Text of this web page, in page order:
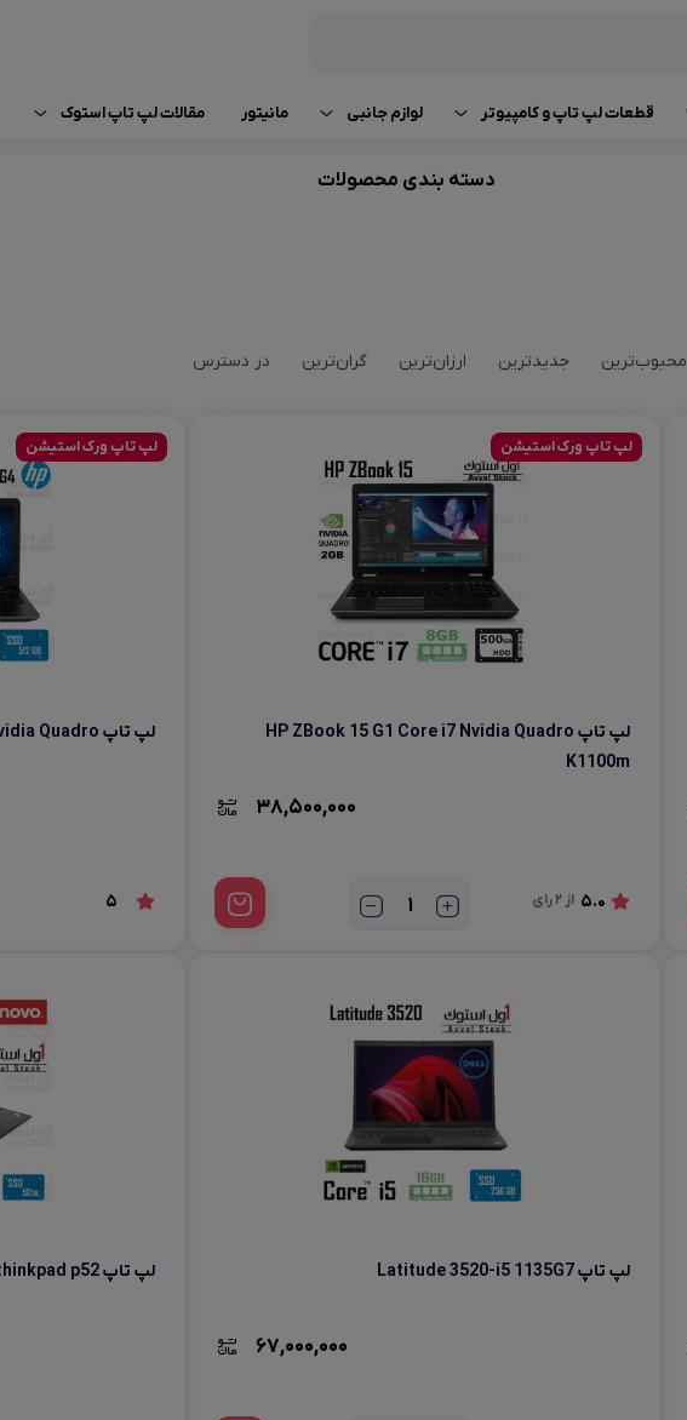
لپ تاپ استوک Samsung
قطعات لپ تاپ و کامپیوتر
باتری لپ‌ تاپ
تجهیزات ذخیره سازی اطلاعات
لوازم جانبی
کیبورد (صفحه کلید)
هدفون، هدست، میکروفون
لوازم جانبی لپ‌تاپ
لوازم جانبی کامپیوتر
لوازم جانبی موبایل
مانیتور مقالات لپ تاپ استوک
اخبار و ترند های فناوری
دسته بندی محصولات
محبوب‌ترین جدیدترین ارزان‌ترین گران‌ترین در دسترس
لپ تاپ ورک استیشن
لپ تاپ HP ZBook 15 G1 Core i7 Nvidia Quadro
K1100m
38,500,000
5.0 از 2 رای
لپ تاپ ورک استیشن
لپ تاپ HP ZBook G4 15 Core i7 Nvidia Quadro
5
لپ تاپ Latitude 3520-i5 1135G7
67,000,000
لپ تاپ lenovo thinkpad p52